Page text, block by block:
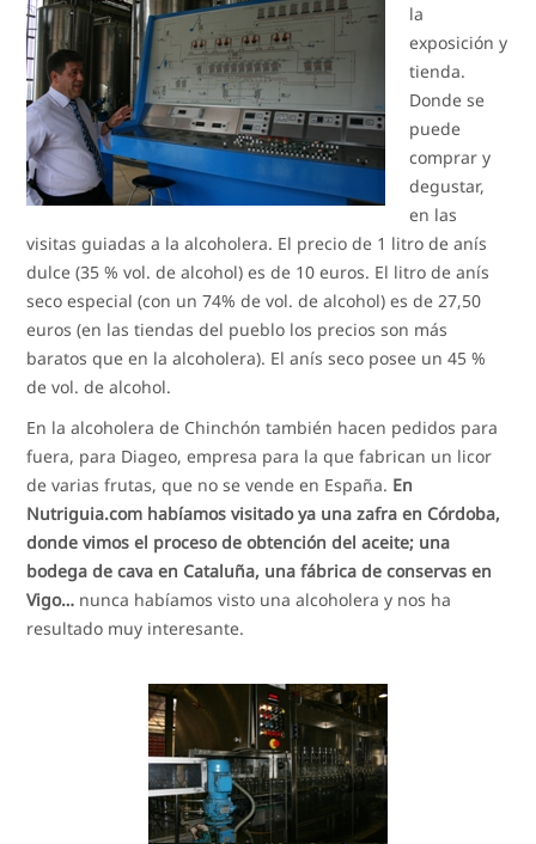
la
exposición y
tienda.
Donde se
puede
comprar y
degustar,
en las
visitas guiadas a la alcoholera. El precio de 1 litro de anís
dulce (35 % vol. de alcohol) es de 10 euros. El litro de anís
seco especial (con un 74% de vol. de alcohol) es de 27,50
euros (en las tiendas del pueblo los precios son más
baratos que en la alcoholera). El anís seco posee un 45 %
de vol. de alcohol.
En la alcoholera de Chinchón también hacen pedidos para
fuera, para Diageo, empresa para la que fabrican un licor
de varias frutas, que no se vende en España. En
Nutriguia.com habíamos visitado ya una zafra en Córdoba,
donde vimos el proceso de obtención del aceite; una
bodega de cava en Cataluña, una fábrica de conservas en
Vigo… nunca habíamos visto una alcoholera y nos ha
resultado muy interesante.